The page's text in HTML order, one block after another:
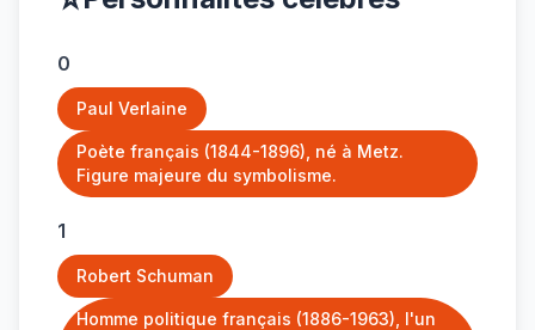
0
Paul Verlaine
Poète français (1844-1896), né à Metz.
Figure majeure du symbolisme.
1
Robert Schuman
Homme politique français (1886-1963), l'un